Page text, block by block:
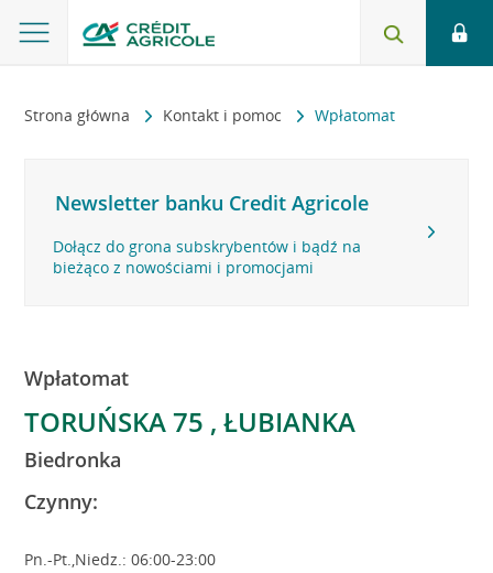
Strona główna Kontakt i pomoc Wpłatomat
Newsletter banku Credit Agricole
Dołącz do grona subskrybentów i bądź na
bieżąco z nowościami i promocjami
Wpłatomat
TORUŃSKA 75 , ŁUBIANKA
Biedronka
Czynny:
Pn.-Pt.,Niedz.: 06:00-23:00